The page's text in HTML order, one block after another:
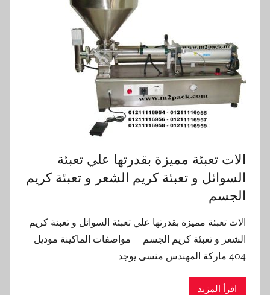
الات تعبئة مميزة بقدرتها علي تعبئة
السوائل و تعبئة كريم الشعر و تعبئة كريم
الجسم
الات تعبئة مميزة بقدرتها علي تعبئة السوائل و تعبئة كريم
الشعر و تعبئة كريم الجسم مواصفات الماكينة موديل
404 ماركة المهندس منسى يوجد
اقرأ المزيد